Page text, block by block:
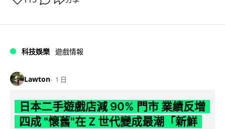
科技娛樂 遊戲情報
Lawton 1 日
日本二手遊戲店減 90% 門市 業績反增
四成 "懷舊"在 Z 世代變成最潮「新鮮